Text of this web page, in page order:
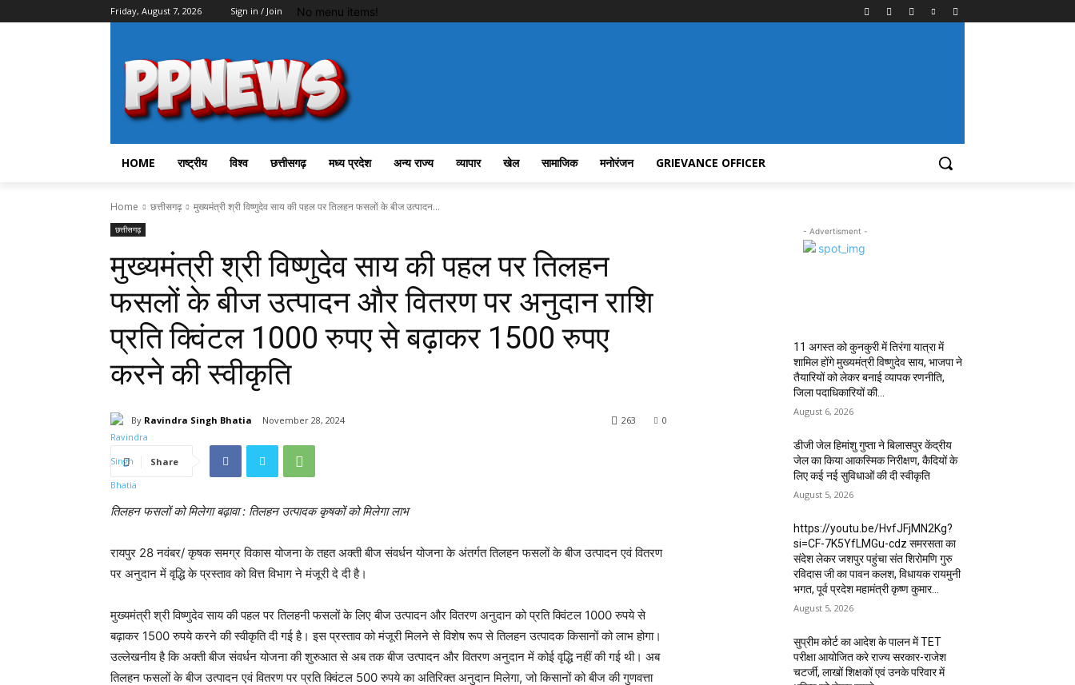
Friday, August 7, 2026 Sign in / Join No menu items!
HOME राष्ट्रीय विश्व छत्तीसगढ़ मध्य प्रदेश अन्य राज्य व्यापार खेल सामाजिक मनोरंजन GRIEVANCE OFFICER
Home छत्तीसगढ़ मुख्यमंत्री श्री विष्णुदेव साय की पहल पर तिलहन फसलों के बीज उत्पादन...
छत्तीसगढ़
मुख्यमंत्री श्री विष्णुदेव साय की पहल पर तिलहन
फसलों के बीज उत्पादन और वितरण पर अनुदान राशि
प्रति क्विंटल 1000 रुपए से बढ़ाकर 1500 रुपए
करने की स्वीकृति
By Ravindra Singh Bhatia November 28, 2024 0
263
Share
तिलहन फसलों को मिलेगा बढ़ावा : तिलहन उत्पादक कृषकों को मिलेगा लाभ
रायपुर 28 नवंबर/ कृषक समग्र विकास योजना के तहत अक्ती बीज संवर्धन योजना के अंतर्गत तिलहन फसलों के बीज उत्पादन एवं वितरण
पर अनुदान में वृद्धि के प्रस्ताव को वित्त विभाग ने मंजूरी दे दी है।
मुख्यमंत्री श्री विष्णुदेव साय की पहल पर तिलहनी फसलों के लिए बीज उत्पादन और वितरण अनुदान को प्रति क्विंटल 1000 रुपये से
बढ़ाकर 1500 रुपये करने की स्वीकृति दी गई है। इस प्रस्ताव को मंजूरी मिलने से विशेष रूप से तिलहन उत्पादक किसानों को लाभ होगा।
उल्लेखनीय है कि अक्ती बीज संवर्धन योजना की शुरुआत से अब तक बीज उत्पादन और वितरण अनुदान में कोई वृद्धि नहीं की गई थी। अब
तिलहन फसलों के बीज उत्पादन एवं वितरण पर प्रति क्विंटल 500 रुपये का अतिरिक्त अनुदान मिलेगा, जो किसानों को बीज की गुणवत्ता
- Advertisment -
11 अगस्त को कुनकुरी में तिरंगा यात्रा में
शामिल होंगे मुख्यमंत्री विष्णुदेव साय, भाजपा ने
तैयारियों को लेकर बनाई व्यापक रणनीति,
जिला पदाधिकारियों की...
August 6, 2026
डीजी जेल हिमांशु गुप्ता ने बिलासपुर केंद्रीय
जेल का किया आकस्मिक निरीक्षण, कैदियों के
लिए कई नई सुविधाओं की दी स्वीकृति
August 5, 2026
https://youtu.be/HvfJFjMN2Kg?
si=CF-7K5YfLMGu-cdz समरसता का
संदेश लेकर जशपुर पहुंचा संत शिरोमणि गुरु
रविदास जी का पावन कलश, विधायक रायमुनी
भगत, पूर्व प्रदेश महामंत्री कृष्ण कुमार...
August 5, 2026
सुप्रीम कोर्ट का आदेश के पालन में TET
परीक्षा आयोजित करे राज्य सरकार-राजेश
चटर्जी, लाखों शिक्षकों एवं उनके परिवार में